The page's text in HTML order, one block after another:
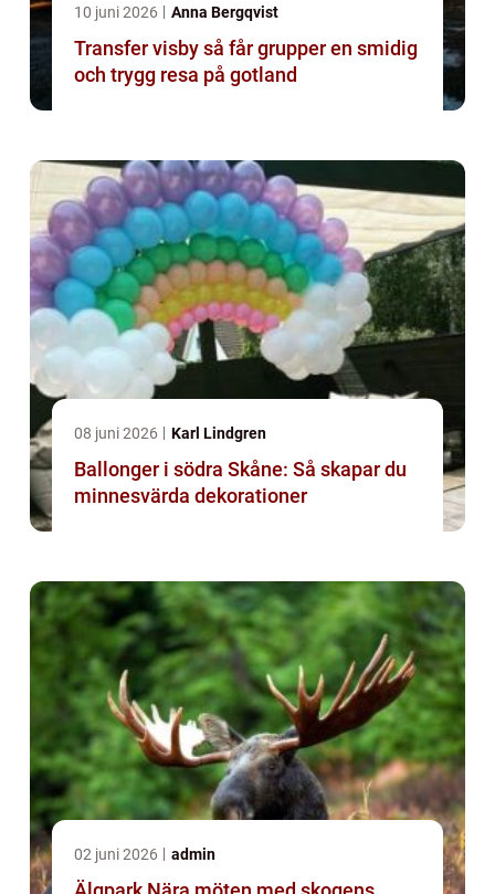
10 juni 2026 Anna Bergqvist
Transfer visby så får grupper en smidig
och trygg resa på gotland
08 juni 2026 Karl Lindgren
Ballonger i södra Skåne: Så skapar du
minnesvärda dekorationer
02 juni 2026 admin